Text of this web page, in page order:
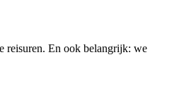
reisuren. En ook belangrijk: we